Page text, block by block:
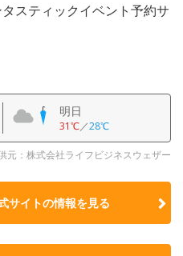
スティックイベント予約サ
明日
31℃／28℃
元：株式会社ライフビジネスウェザー
サイトの情報を見る